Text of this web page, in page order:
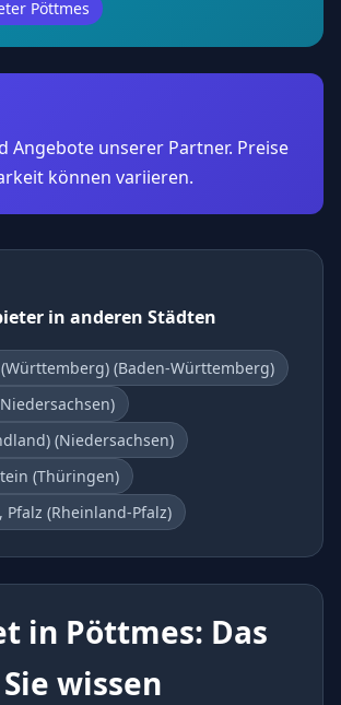
Pöttmes
Angebote unserer Partner. Preise
können variieren.
in anderen Städten
(Baden-Württemberg)
(Niedersachsen)
(Thüringen)
Pfalz (Rheinland-Pfalz)
in Pöttmes: Das
wissen